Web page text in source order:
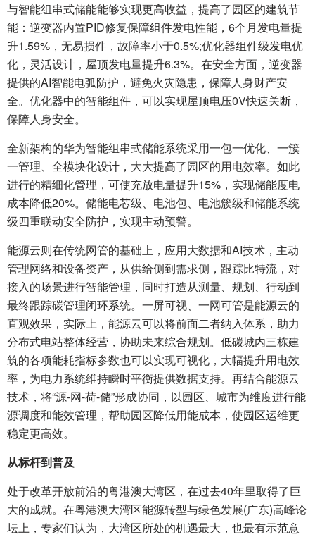
与智能组串式储能能够实现更高收益，提高了园区的建筑节
能：逆变器内置PID修复保障组件发电性能，6个月发电量提
升1.59%，无易损件，故障率小于0.5%;优化器组件级发电优
化，灵活设计，屋顶发电量提升6.3%。在安全方面，逆变器
提供的AI智能电弧防护，避免火灾隐患，保障人身财产安
全。优化器中的智能组件，可以实现屋顶电压0V快速关断，
保障人身安全。
全新架构的华为智能组串式储能系统采用一包一优化、一簇
一管理、全模块化设计，大大提高了园区的用电效率。如此
进行的精细化管理，可使充放电量提升15%，实现储能度电
成本降低20%。储能电芯级、电池包、电池簇级和储能系统
级四重联动安全防护，实现主动预警。
能源云则在传统网管的基础上，应用大数据和AI技术，主动
管理网络和设备资产，从供给侧到需求侧，跟踪比特流，对
接入的场景进行智能管理，同时打造从测量、规划、行动到
最终跟踪碳管理闭环系统。一屏可视、一网可管是能源云的
直观效果，实际上，能源云可以将前面二者纳入体系，助力
分布式电站整体经营，协助未来综合规划。低碳城内三栋建
筑的各项能耗指标参数也可以实现可视化，大幅提升用电效
率，为电力系统维持瞬时平衡提供数据支持。再结合能源云
技术，将“源-网-荷-储”形成协同，以园区、城市为维度进行能
源调度和能效管理，帮助园区降低用能成本，使园区运维更
稳定更高效。
从标杆到普及
处于改革开放前沿的粤港澳大湾区，在过去40年里取得了巨
大的成就。在粤港澳大湾区能源转型与绿色发展(广东)高峰论
坛上，专家们认为，大湾区所处的机遇最大，也最有示范意